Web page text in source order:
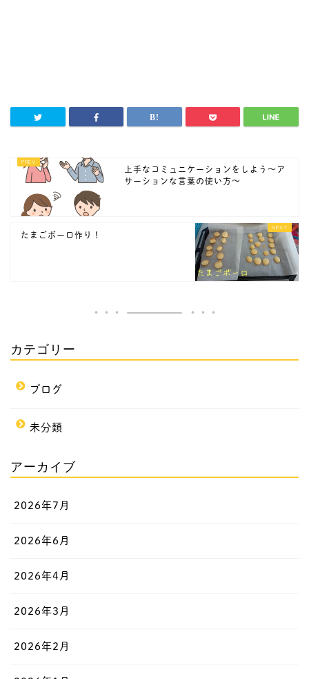
上手なコミュニケーションをしよう～ア
サーションな言葉の使い方～
たまごボーロ作り！
カテゴリー
ブログ
未分類
アーカイブ
2026年7月
2026年6月
2026年4月
2026年3月
2026年2月